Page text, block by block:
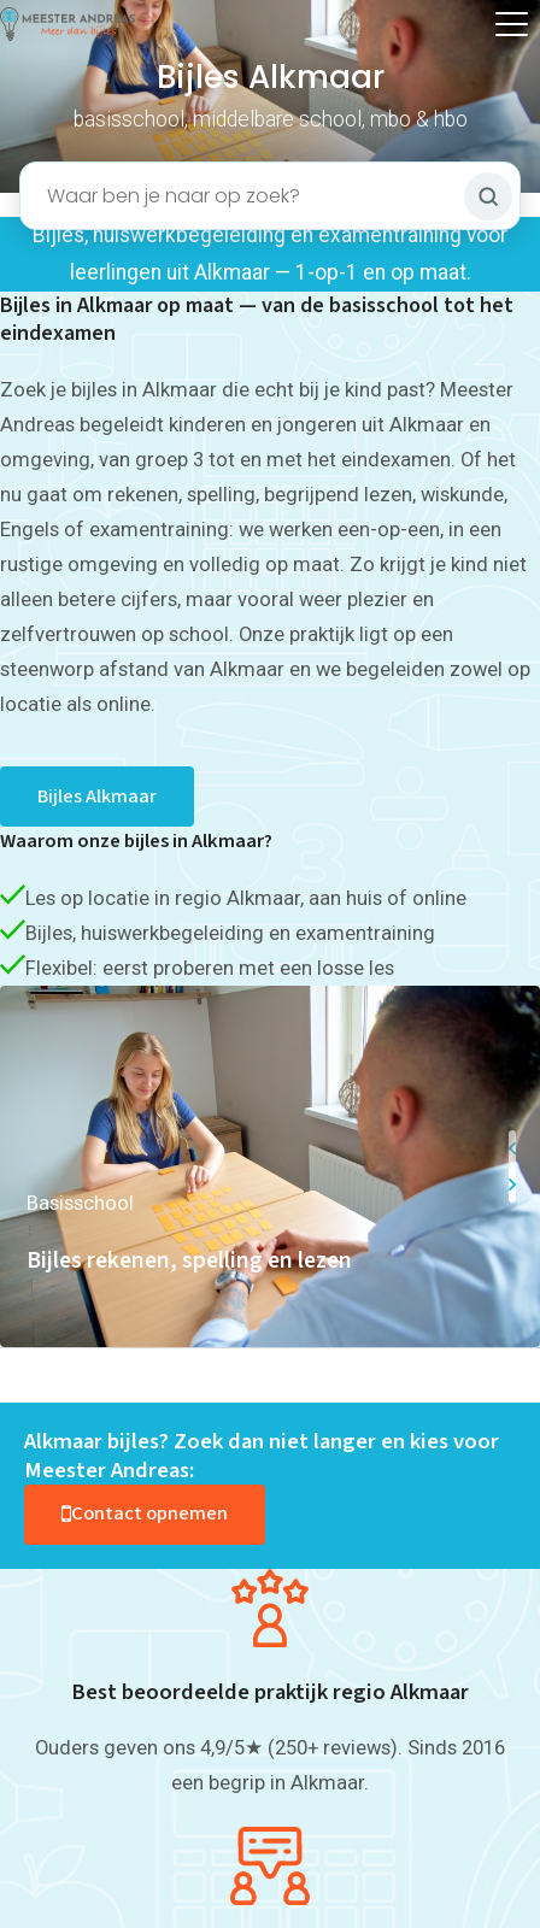
Bijles Alkmaar
basisschool, middelbare school, mbo & hbo
Bijles, huiswerkbegeleiding en examentraining voor
leerlingen uit Alkmaar — 1-op-1 en op maat.
Bijles in Alkmaar op maat — van de basisschool tot het
eindexamen
Zoek je bijles in Alkmaar die echt bij je kind past? Meester
Andreas begeleidt kinderen en jongeren uit Alkmaar en
omgeving, van groep 3 tot en met het eindexamen. Of het
nu gaat om rekenen, spelling, begrijpend lezen, wiskunde,
Engels of examentraining: we werken een-op-een, in een
rustige omgeving en volledig op maat. Zo krijgt je kind niet
alleen betere cijfers, maar vooral weer plezier en
zelfvertrouwen op school. Onze praktijk ligt op een
steenworp afstand van Alkmaar en we begeleiden zowel op
locatie als online.
Bijles Alkmaar
Waarom onze bijles in Alkmaar?
Les op locatie in regio Alkmaar, aan huis of online
Bijles, huiswerkbegeleiding en examentraining
Flexibel: eerst proberen met een losse les
Basisschool
Bijles rekenen, spelling en lezen
Alkmaar bijles? Zoek dan niet langer en kies voor
Meester Andreas:
Contact opnemen
Best beoordeelde praktijk regio Alkmaar
Ouders geven ons 4,9/5★ (250+ reviews). Sinds 2016
een begrip in Alkmaar.